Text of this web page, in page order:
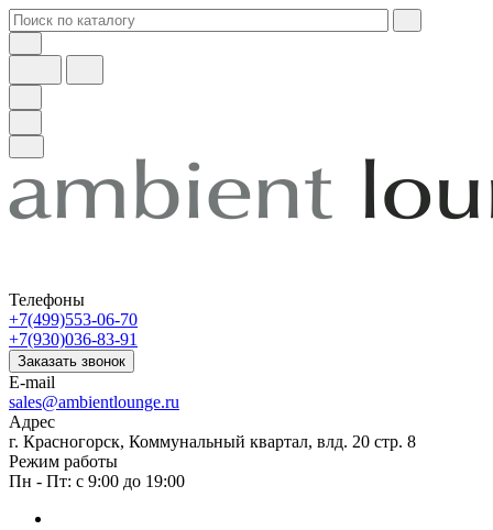
Телефоны
+7(499)553-06-70
+7(930)036-83-91
Заказать звонок
E-mail
sales@ambientlounge.ru
Адрес
г. Красногорск, Коммунальный квартал, влд. 20 стр. 8
Режим работы
Пн - Пт: с 9:00 до 19:00